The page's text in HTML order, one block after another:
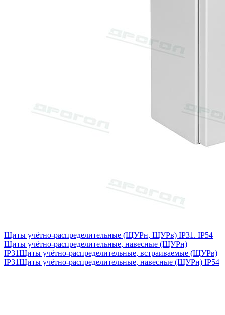
Щиты учётно-распределительные (ЩУРн, ЩУРв) IP31. IP54
Щиты учётно-распределительные, навесные (ЩУРн)
IP31Щиты учётно-распределительные, встраиваемые (ЩУРв)
IP31Щиты учётно-распределительные, навесные (ЩУРн) IP54